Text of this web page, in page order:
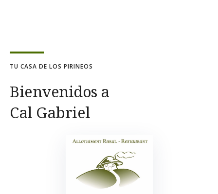
TU CASA DE LOS PIRINEOS
Bienvenidos a
Cal Gabriel